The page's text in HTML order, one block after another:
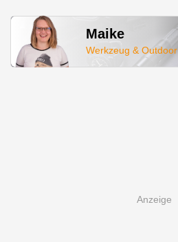
Maike
Werkzeug & Outdoor